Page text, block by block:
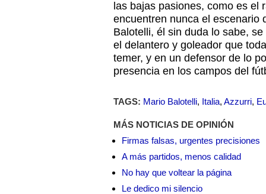
las bajas pasiones, como es el
encuentren nunca el escenario
Balotelli, él sin duda lo sabe,
el delantero y goleador que
temer, y en un defensor de lo
presencia en los campos del
TAGS: Mario Balotelli, Italia, Azzurri,
MÁS NOTICIAS DE OPINIÓN
Firmas falsas, urgentes precisiones
A más partidos, menos calidad
No hay que voltear la página
Le dedico mi silencio